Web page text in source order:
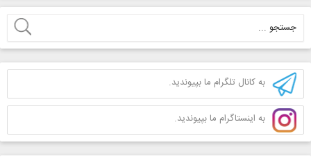
به کانال تلگرام ما بپیوندید.
به اینستاگرام ما بپیوندید.